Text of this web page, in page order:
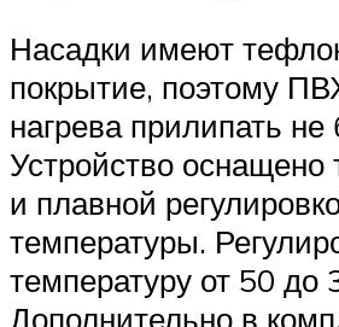
Насадки имеют
покрытие, поэтому
нагрева прилипать не
Устройство оснащено
и плавной
температуры.
температуру от 50 до
Дополнительно в